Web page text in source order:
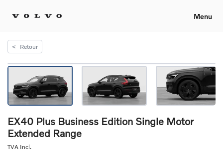
Menu
< Retour
EX40 Plus Business Edition Single Motor
Extended Range
TVA Incl.